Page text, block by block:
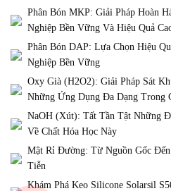
Phân Bón MKP: Giải Pháp Hoàn
Nghiệp Bền Vững Và Hiệu Quả
Phân Bón DAP: Lựa Chọn Hiệu
Nghiệp Bền Vững
Oxy Già (H2O2): Giải Pháp Sát
Những Ứng Dụng Đa Dạng Trong
NaOH (Xút): Tất Tần Tật Những
Về Chất Hóa Học Này
Mật Rỉ Đường: Từ Nguồn Gốc
Tiễn
Khám Phá Keo Silicone Solarsil